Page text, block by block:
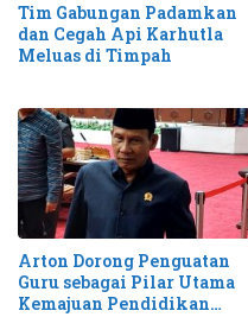
Tim Gabungan Padamkan
dan Cegah Api Karhutla
Meluas di Timpah
Arton Dorong Penguatan
Guru sebagai Pilar Utama
Kemajuan Pendidikan